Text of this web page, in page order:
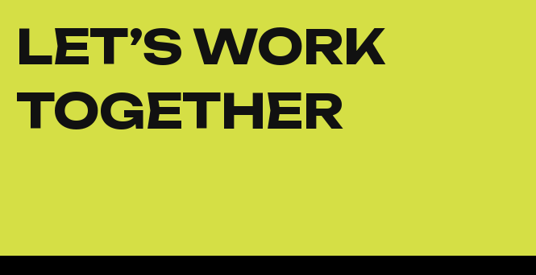
LET’S WORK
TOGETHER